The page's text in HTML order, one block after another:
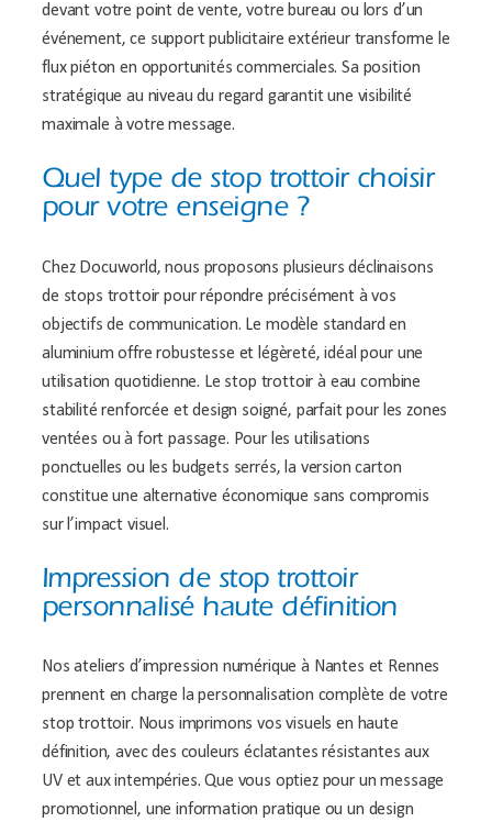
devant votre point de vente, votre bureau ou lors d’un
événement, ce support publicitaire extérieur transforme le
flux piéton en opportunités commerciales. Sa position
stratégique au niveau du regard garantit une visibilité
maximale à votre message.
Quel type de stop trottoir choisir
pour votre enseigne ?
Chez Docuworld, nous proposons plusieurs déclinaisons
de stops trottoir pour répondre précisément à vos
objectifs de communication. Le modèle standard en
aluminium offre robustesse et légèreté, idéal pour une
utilisation quotidienne. Le stop trottoir à eau combine
stabilité renforcée et design soigné, parfait pour les zones
ventées ou à fort passage. Pour les utilisations
ponctuelles ou les budgets serrés, la version carton
constitue une alternative économique sans compromis
sur l’impact visuel.
Impression de stop trottoir
personnalisé haute définition
Nos ateliers d’impression numérique à Nantes et Rennes
prennent en charge la personnalisation complète de votre
stop trottoir. Nous imprimons vos visuels en haute
définition, avec des couleurs éclatantes résistantes aux
UV et aux intempéries. Que vous optiez pour un message
promotionnel, une information pratique ou un design